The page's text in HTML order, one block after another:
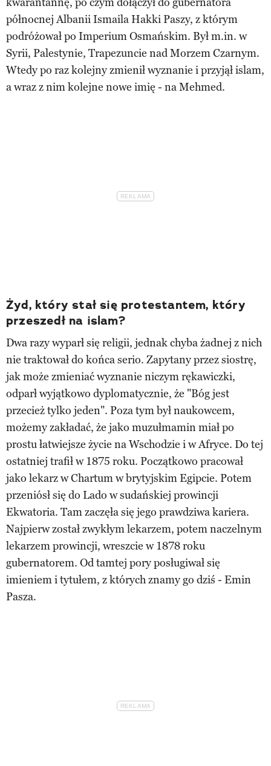
północnej Albanii Ismaila Hakki Paszy, z którym
podróżował po Imperium Osmańskim. Był m.in. w
Syrii, Palestynie, Trapezuncie nad Morzem Czarnym.
Wtedy po raz kolejny zmienił wyznanie i przyjął islam,
a wraz z nim kolejne nowe imię - na Mehmed.
Żyd, który stał się protestantem, który
przeszedł na islam?
Dwa razy wyparł się religii, jednak chyba żadnej z nich
nie traktował do końca serio. Zapytany przez siostrę,
jak może zmieniać wyznanie niczym rękawiczki,
odparł wyjątkowo dyplomatycznie, że "Bóg jest
przecież tylko jeden". Poza tym był naukowcem,
możemy zakładać, że jako muzułmamin miał po
prostu łatwiejsze życie na Wschodzie i w Afryce. Do tej
ostatniej trafił w 1875 roku. Początkowo pracował
jako lekarz w Chartum w brytyjskim Egipcie. Potem
przeniósł się do Lado w sudańskiej prowincji
Ekwatoria. Tam zaczęła się jego prawdziwa kariera.
Najpierw został zwykłym lekarzem, potem naczelnym
lekarzem prowincji, wreszcie w 1878 roku
gubernatorem. Od tamtej pory posługiwał się
imieniem i tytułem, z których znamy go dziś - Emin
Pasza.